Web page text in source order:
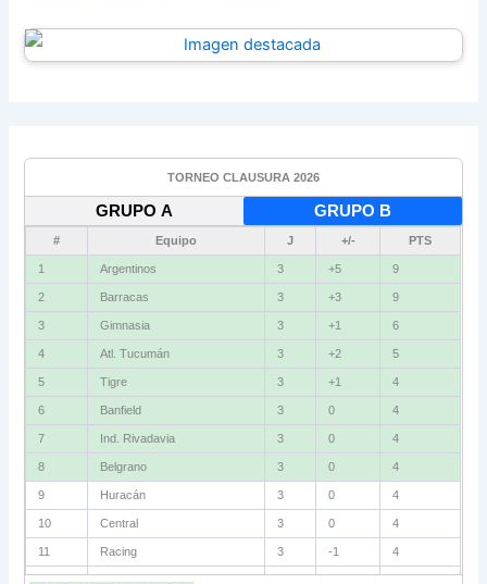
TORNEO CLAUSURA 2026
GRUPO A GRUPO B
# Equipo J +/- PTS
1 Argentinos 3 +5 9
2 Barracas 3 +3 9
3 Gimnasia 3 +1 6
4 Atl. Tucumán 3 +2 5
5 Tigre 3 +1 4
6 Banfield 3 0 4
7 Ind. Rivadavia 3 0 4
8 Belgrano 3 0 4
9 Huracán 3 0 4
10 Central 3 0 4
11 Racing 3 -1 4
12 Estudiantes RC